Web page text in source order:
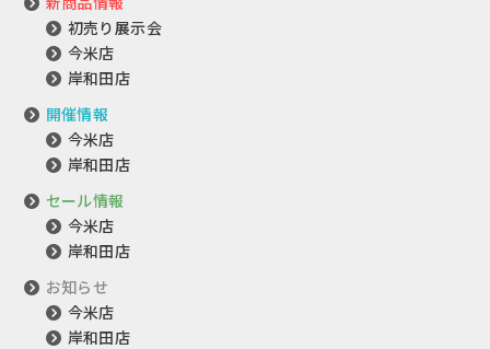
初売り展示会
今米店
岸和田店
開催情報
今米店
岸和田店
セール情報
今米店
岸和田店
お知らせ
今米店
岸和田店